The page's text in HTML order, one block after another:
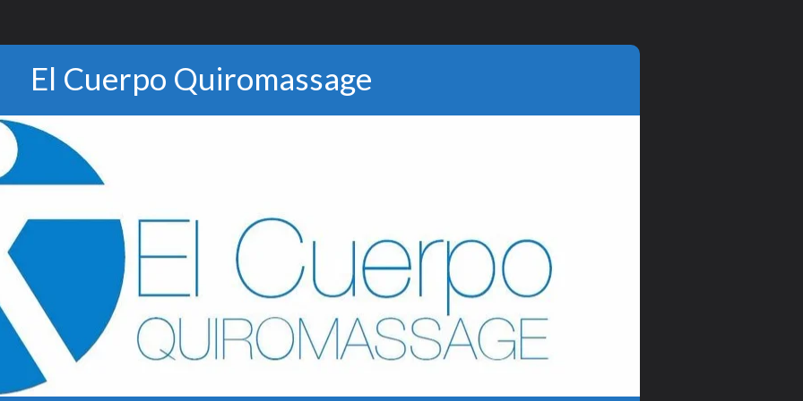
El Cuerpo Quiromassage